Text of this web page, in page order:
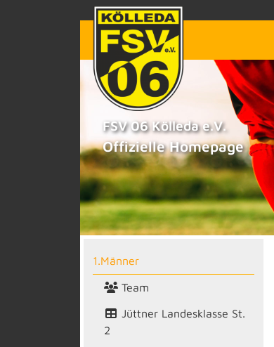
FSV 06 Kölleda e.V.
Offizielle Homepage
1.Männer
Team
Jüttner Landesklasse St.
2